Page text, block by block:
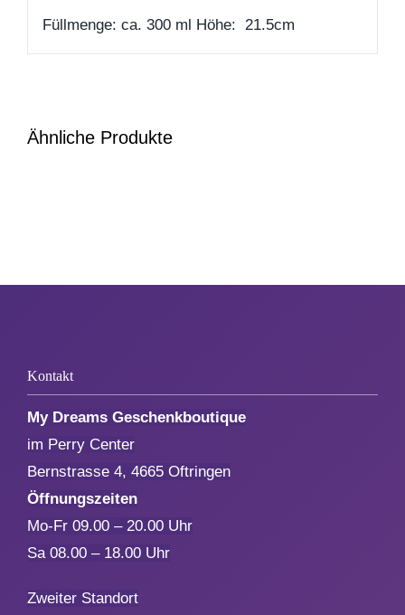
Weihnachten
Füllmenge: ca. 300 ml Höhe: 21.5cm
Ähnliche Produkte
Kontakt
My Dreams Geschenkboutique
im Perry Center
Bernstrasse 4, 4665 Oftringen
Öffnungszeiten
Mo-Fr 09.00 – 20.00 Uhr
Sa 08.00 – 18.00 Uhr
Zweiter Standort